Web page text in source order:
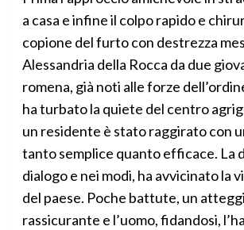
a casa e infine il colpo rapido e
copione del furto con destrezza
Alessandria della Rocca da due
romena, già noti alle forze
ha turbato la quiete del centro
un residente è stato raggirato con
tanto semplice quanto efficace. La
dialogo e nei modi, ha avvicinato la
del paese. Poche battute, un
rassicurante e l’uomo, fidandosi,